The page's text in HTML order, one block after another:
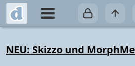
NEU: Skizzo und MorphMe